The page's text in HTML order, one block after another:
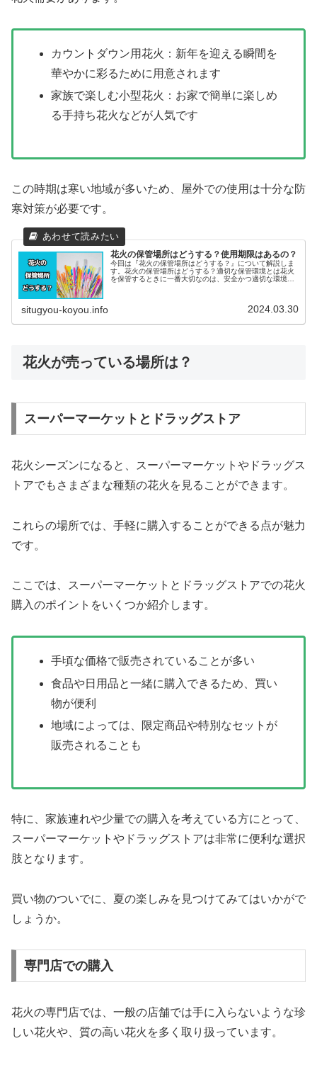
カウントダウン用花火：新年を迎える瞬間を
華やかに彩るために用意されます
家族で楽しむ小型花火：お家で簡単に楽しめ
る手持ち花火などが人気です
この時期は寒い地域が多いため、屋外での使用は十分な防
寒対策が必要です。
花火の保管場所はどうする？使用期限はあるの？
今回は『花火の保管場所はどうする？』について解説しま
す。花火の保管場所はどうする？適切な保管環境とは花火
を保管するときに一番大切なのは、安全かつ適切な環境を
situgyou-koyou.info 2024.03.30
花火が売っている場所は？
スーパーマーケットとドラッグストア
花火シーズンになると、スーパーマーケットやドラッグス
トアでもさまざまな種類の花火を見ることができます。
これらの場所では、手軽に購入することができる点が魅力
です。
ここでは、スーパーマーケットとドラッグストアでの花火
購入のポイントをいくつか紹介します。
手頃な価格で販売されていることが多い
食品や日用品と一緒に購入できるため、買い
物が便利
地域によっては、限定商品や特別なセットが
販売されることも
特に、家族連れや少量での購入を考えている方にとって、
スーパーマーケットやドラッグストアは非常に便利な選択
肢となります。
買い物のついでに、夏の楽しみを見つけてみてはいかがで
しょうか。
専門店での購入
花火の専門店では、一般の店舗では手に入らないような珍
しい花火や、質の高い花火を多く取り扱っています。